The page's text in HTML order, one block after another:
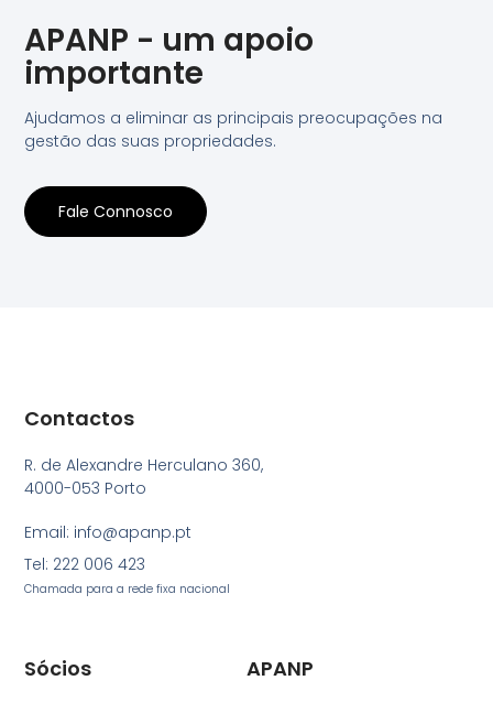
APANP - um apoio
importante
Ajudamos a eliminar as principais preocupações na
gestão das suas propriedades.
Fale Connosco
APANP
Sócios
Contactos
R. de Alexandre Herculano 360,
4000-053 Porto
Email: info@apanp.pt
Tel: 222 006 423
Chamada para a rede fixa nacional